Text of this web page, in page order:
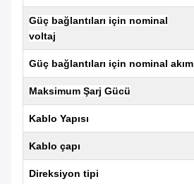
Güç bağlantıları için nominal
voltaj
Güç bağlantıları için nominal akım
Maksimum Şarj Gücü
Kablo Yapısı
Kablo çapı
Direksiyon tipi